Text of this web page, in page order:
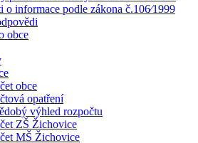
o informace podle zákona č.106⁄1999
obce
obce
opatření
výhled rozpočtu
ZŠ Žichovice
MŠ Žichovice